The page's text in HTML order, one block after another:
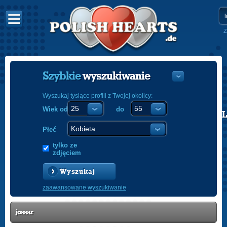
POLISH
Szybkiewyszukiwanie
Wyszukaj tysiące profili z Twojej okolicy:
Wiek od do
Płeć
tylko ze
zdjęciem
Wyszukaj
zaawansowane wyszukiwanie
jossar